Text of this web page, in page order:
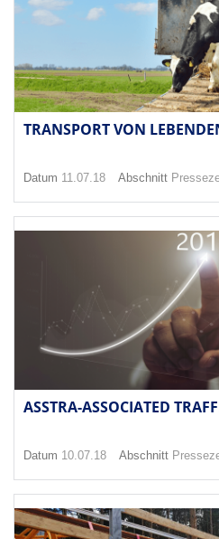
TRANSPORT VON
Datum 11.07.18 Abschnitt
ASSTRA-ASSOCIATED
Datum 10.07.18 Abschnitt